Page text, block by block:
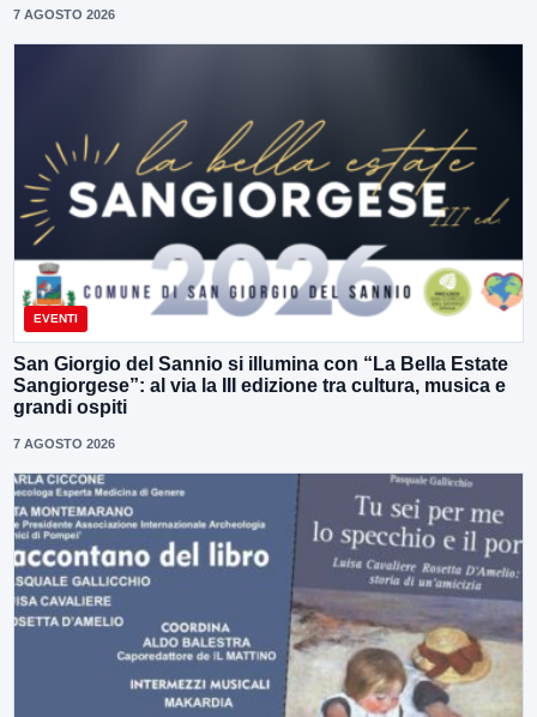
7 AGOSTO 2026
EVENTI
San Giorgio del Sannio si illumina con “La Bella Estate
Sangiorgese”: al via la III edizione tra cultura, musica e
grandi ospiti
7 AGOSTO 2026